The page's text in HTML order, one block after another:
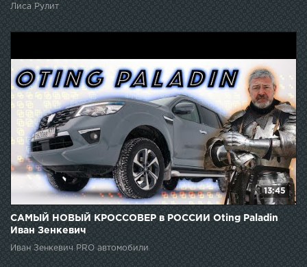
Лиса Рулит
13:45
САМЫЙ НОВЫЙ КРОССОВЕР в РОССИИ Oting Paladin
Иван Зенкевич
Иван Зенкевич PRO автомобили